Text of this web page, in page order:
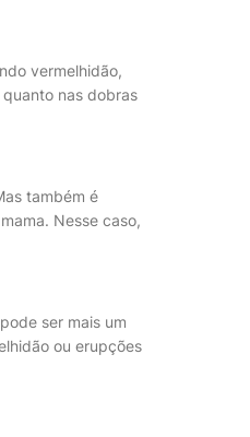
vermelhidão,
nas dobras
também é
Nesse caso,
ser mais um
ou erupções